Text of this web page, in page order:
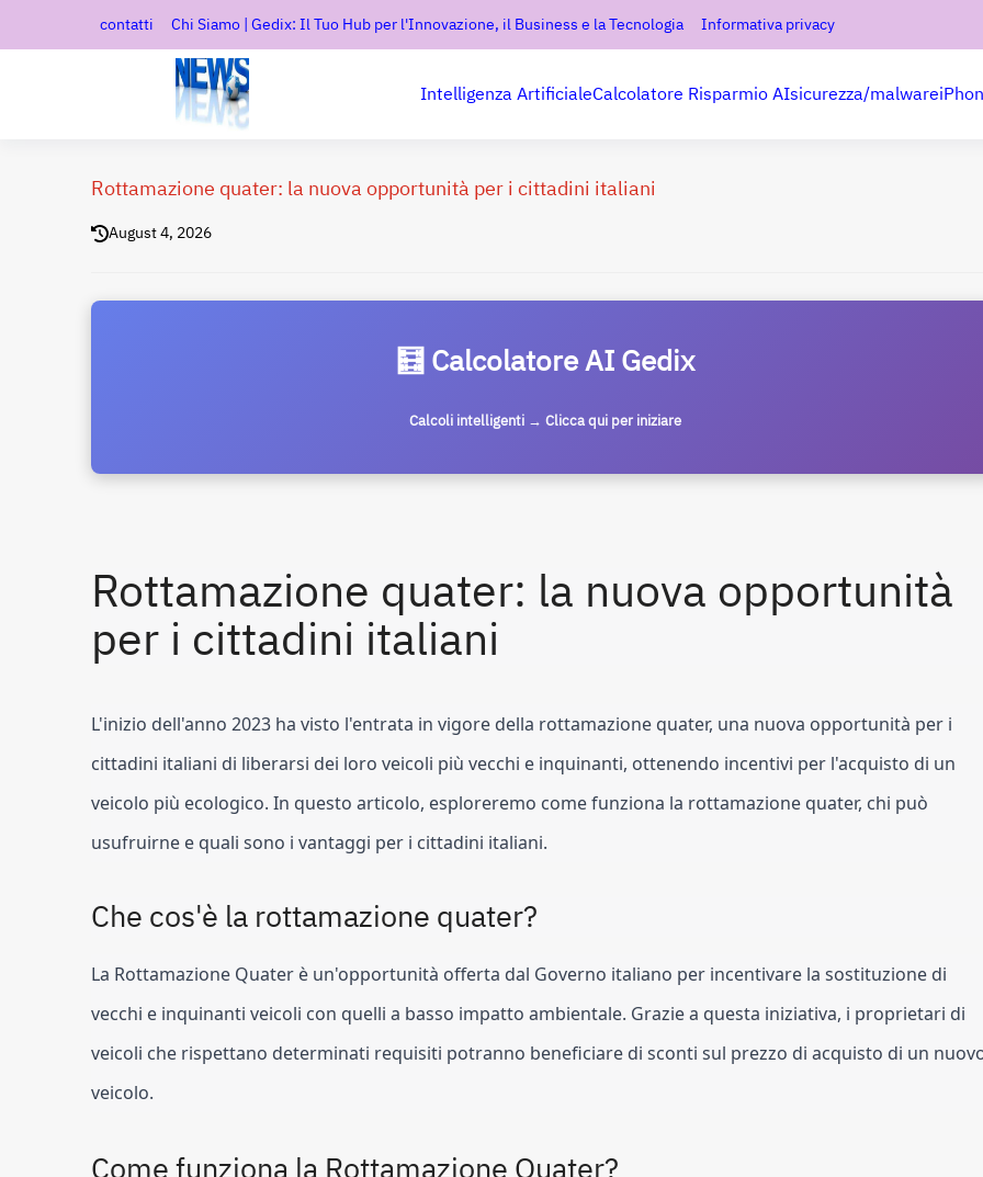
contatti Chi Siamo | Gedix: Il Tuo Hub per l'Innovazione, il Business e la Tecnologia Informativa privacy
Intelligenza ArtificialeCalcolatore Risparmio AIsicurezza/malware
Rottamazione quater: la nuova opportunità per i cittadini italiani
August 4, 2026
🧮 Calcolatore AI Gedix
Calcoli intelligenti → Clicca qui per iniziare
Rottamazione quater: la nuova opportunità
per i cittadini italiani
L'inizio dell'anno 2023 ha visto l'entrata in vigore della rottamazione quater, una nuova opportunità per i
cittadini italiani di liberarsi dei loro veicoli più vecchi e inquinanti, ottenendo incentivi per l'acquisto di un
veicolo più ecologico. In questo articolo, esploreremo come funziona la rottamazione quater, chi può
usufruirne e quali sono i vantaggi per i cittadini italiani.
Che cos'è la rottamazione quater?
La Rottamazione Quater è un'opportunità offerta dal Governo italiano per incentivare la sostituzione di
vecchi e inquinanti veicoli con quelli a basso impatto ambientale. Grazie a questa iniziativa, i proprietari di
veicoli che rispettano determinati requisiti potranno beneficiare di sconti sul prezzo di acquisto di un
veicolo.